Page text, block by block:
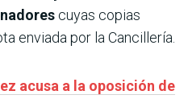
cuyas copias
enviada por la Cancillería.
acusa a la oposición de